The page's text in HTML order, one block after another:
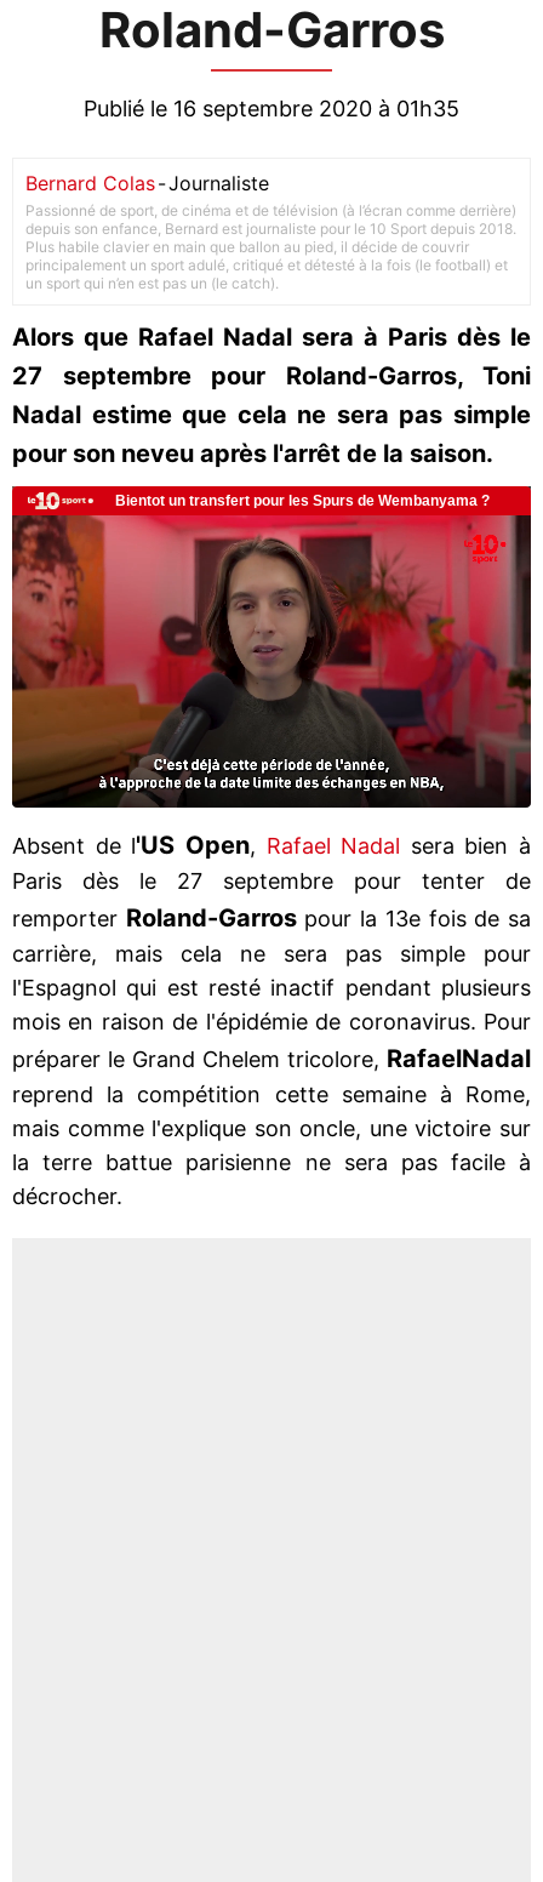
Roland-Garros
Publié le 16 septembre 2020 à 01h35
Bernard Colas-Journaliste
Passionné de sport, de cinéma et de télévision (à l’écran comme derrière)
depuis son enfance, Bernard est journaliste pour le 10 Sport depuis 2018.
Plus habile clavier en main que ballon au pied, il décide de couvrir
principalement un sport adulé, critiqué et détesté à la fois (le football) et
un sport qui n’en est pas un (le catch).
Alors que Rafael Nadal sera à Paris dès le
27 septembre pour Roland-Garros, Toni
Nadal estime que cela ne sera pas simple
pour son neveu après l'arrêt de la saison.
Absent de l'US Open, Rafael Nadal sera bien à
Paris dès le 27 septembre pour tenter de
remporter Roland-Garrospour la 13e fois de sa
carrière, mais cela ne sera pas simple pour
l'Espagnol qui est resté inactif pendant plusieurs
mois en raison de l'épidémie de coronavirus. Pour
préparer le Grand Chelem tricolore, RafaelNadal
reprend la compétition cette semaine à Rome,
mais comme l'explique son oncle, une victoire sur
la terre battue parisienne ne sera pas facile à
décrocher.